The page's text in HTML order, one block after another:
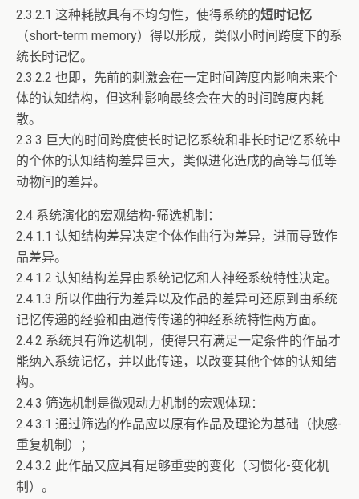
2.3.2.1 这种耗散具有不均匀性，使得系统的短时记忆
（short-term memory）得以形成，类似小时间跨度下的系
统长时记忆。
2.3.2.2 也即，先前的刺激会在一定时间跨度内影响未来个
体的认知结构，但这种影响最终会在大的时间跨度内耗
散。
2.3.3 巨大的时间跨度使长时记忆系统和非长时记忆系统中
的个体的认知结构差异巨大，类似进化造成的高等与低等
动物间的差异。
2.4 系统演化的宏观结构-筛选机制：
2.4.1.1 认知结构差异决定个体作曲行为差异，进而导致作
品差异。
2.4.1.2 认知结构差异由系统记忆和人神经系统特性决定。
2.4.1.3 所以作曲行为差异以及作品的差异可还原到由系统
记忆传递的经验和由遗传传递的神经系统特性两方面。
2.4.2 系统具有筛选机制，使得只有满足一定条件的作品才
能纳入系统记忆，并以此传递，以改变其他个体的认知结
构。
2.4.3 筛选机制是微观动力机制的宏观体现：
2.4.3.1 通过筛选的作品应以原有作品及理论为基础（快感-
重复机制）；
2.4.3.2 此作品又应具有足够重要的变化（习惯化-变化机
制）。